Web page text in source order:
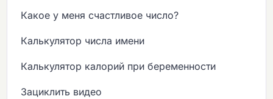
Какое у меня счастливое число?
Калькулятор числа имени
Калькулятор калорий при беременности
Зациклить видео